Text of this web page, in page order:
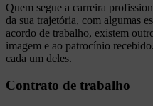
Quem segue a carreira
da sua trajetória, com algumas
acordo de trabalho, existem
imagem e ao patrocínio
cada um deles.
Contrato de trabalho